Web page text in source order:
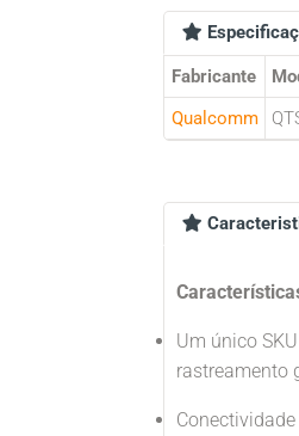
Fabricante
Qualcomm
Um único
rastreamento